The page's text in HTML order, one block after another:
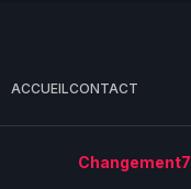
ACCUEILCONTACT
Changement7